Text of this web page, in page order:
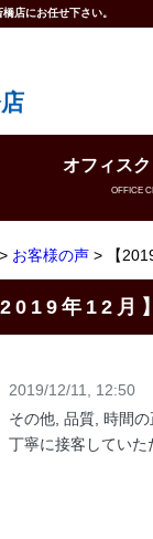
店にお任せ下さい。
オフィス
OFFICE
> お客様の声 > 【
2019年12月
2019/12/11, 12:50
その他, 品質, 時間
丁寧に接客していた